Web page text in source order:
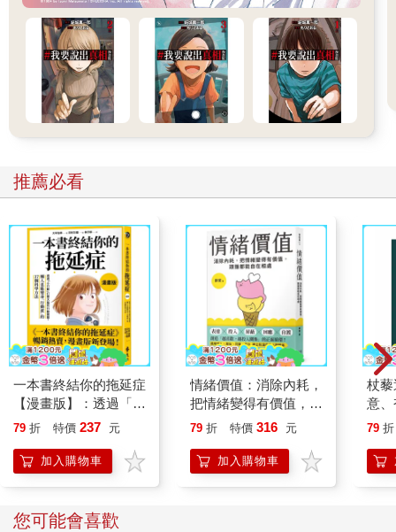
推薦必看
一本書終結你的拖延症
【漫畫版】：透過「小
行動」打開大腦的行動
「行動派」的37個科
學方法
79 折 特價 237 元
加入購物車
情緒價值：消除內耗，
把情緒變得有價值，跟
誰都能自在相處
79 折 特價 316 元
加入購物車
杖
意
恭
79 折
您可能會喜歡